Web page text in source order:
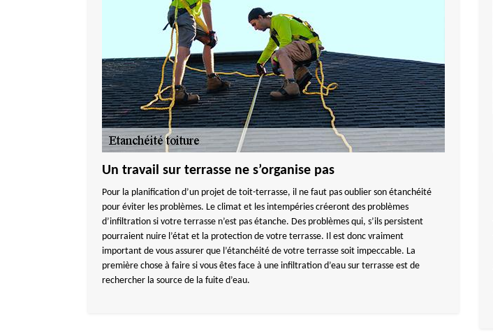
Un travail sur terrasse ne s’organise pas
Pour la planification d’un projet de toit-terrasse, il ne faut pas oublier son étanchéité
pour éviter les problèmes. Le climat et les intempéries créeront des problèmes
d’infiltration si votre terrasse n’est pas étanche. Des problèmes qui, s’ils persistent
pourraient nuire l’état et la protection de votre terrasse. Il est donc vraiment
important de vous assurer que l’étanchéité de votre terrasse soit impeccable. La
première chose à faire si vous êtes face à une infiltration d’eau sur terrasse est de
rechercher la source de la fuite d’eau.